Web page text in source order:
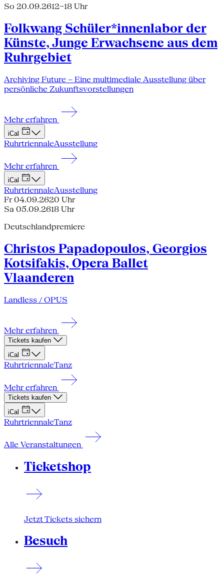
So 20.09.2612–18 Uhr
Folkwang Schüler*innenlabor der
Künste, Junge Erwachsene aus dem
Ruhrgebiet
Archiving Future – Eine multimediale Ausstellung über
persönliche Zukunftsvorstellungen
Mehr erfahren
iCal
RuhrtriennaleAusstellung
Mehr erfahren
iCal
RuhrtriennaleAusstellung
Fr 04.09.2620 Uhr
Sa 05.09.2618 Uhr
Deutschlandpremiere
Christos Papadopoulos, Georgios
Kotsifakis, Opera Ballet
Vlaanderen
Landless / OPUS
Mehr erfahren
Tickets kaufen
iCal
RuhrtriennaleTanz
Mehr erfahren
Tickets kaufen
iCal
RuhrtriennaleTanz
Alle Veranstaltungen
Ticketshop
Jetzt Tickets sichern
Besuch